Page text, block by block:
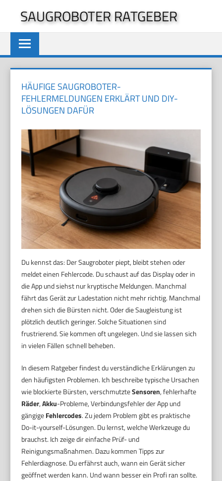
springen
SAUGROBOTER RATGEBER
HÄUFIGE SAUGROBOTER-
FEHLERMELDUNGEN ERKLÄRT UND DIY-
LÖSUNGEN DAFÜR
Du kennst das: Der Saugroboter piept, bleibt stehen oder
meldet einen Fehlercode. Du schaust auf das Display oder in
die App und siehst nur kryptische Meldungen. Manchmal
fährt das Gerät zur Ladestation nicht mehr richtig. Manchmal
drehen sich die Bürsten nicht. Oder die Saugleistung ist
plötzlich deutlich geringer. Solche Situationen sind
frustrierend. Sie kommen oft ungelegen. Und sie lassen sich
in vielen Fällen schnell beheben.
In diesem Ratgeber findest du verständliche Erklärungen zu
den häufigsten Problemen. Ich beschreibe typische Ursachen
wie blockierte Bürsten, verschmutzteSensoren, fehlerhafte
Räder,Akku-Probleme, Verbindungsfehler der App und
gängigeFehlercodes. Zu jedem Problem gibt es praktische
Do-it-yourself-Lösungen. Du lernst, welche Werkzeuge du
brauchst. Ich zeige dir einfache Prüf- und
Reinigungsmaßnahmen. Dazu kommen Tipps zur
Fehlerdiagnose. Du erfährst auch, wann ein Gerät sicher
geöffnet werden kann. Und wann besser ein Profi ran sollte.